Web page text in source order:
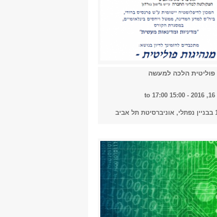
2018
2019
2020
2021
2022
פוליטית הלכה למעשה
-
15:00
to
17:00